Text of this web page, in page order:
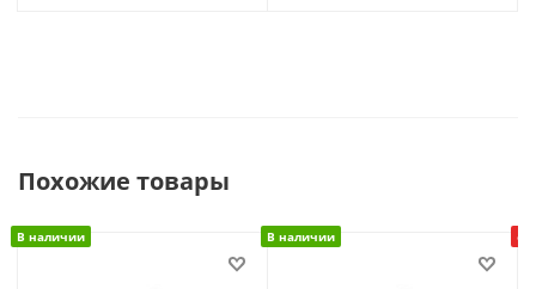
Похожие товары
В наличии В наличии